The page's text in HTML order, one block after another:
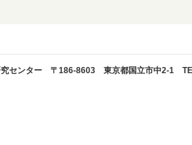
究センター 〒186-8603 東京都国立市中2-1